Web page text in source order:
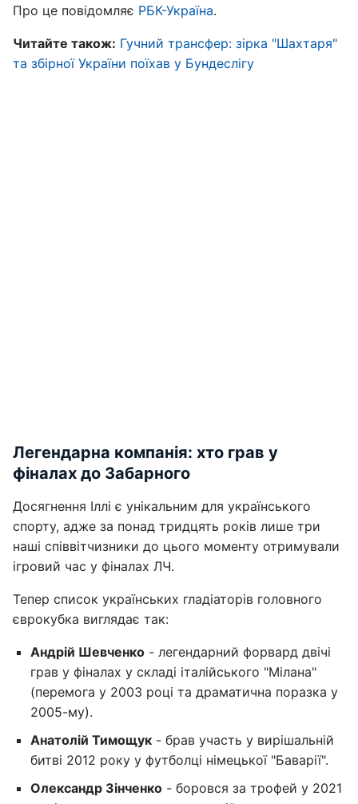
Про це повідомляє РБК-Україна.
Читайте також: Гучний трансфер: зірка "Шахтаря"
та збірної України поїхав у Бундеслігу
Легендарна компанія: хто грав у
фіналах до Забарного
Досягнення Іллі є унікальним для українського
спорту, адже за понад тридцять років лише три
наші співвітчизники до цього моменту отримували
ігровий час у фіналах ЛЧ.
Тепер список українських гладіаторів головного
єврокубка виглядає так:
Андрій Шевченко - легендарний форвард двічі
грав у фіналах у складі італійського "Мілана"
(перемога у 2003 році та драматична поразка у
2005-му).
Анатолій Тимощук - брав участь у вирішальній
битві 2012 року у футболці німецької "Баварії".
Олександр Зінченко - боровся за трофей у 2021